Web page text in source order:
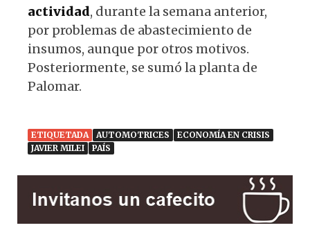
actividad, durante la semana anterior,
por problemas de abastecimiento de
insumos, aunque por otros motivos.
Posteriormente, se sumó la planta de
Palomar.
ETIQUETADA AUTOMOTRICES
ECONOMÍA EN CRISIS
JAVIER MILEI
PAÍS